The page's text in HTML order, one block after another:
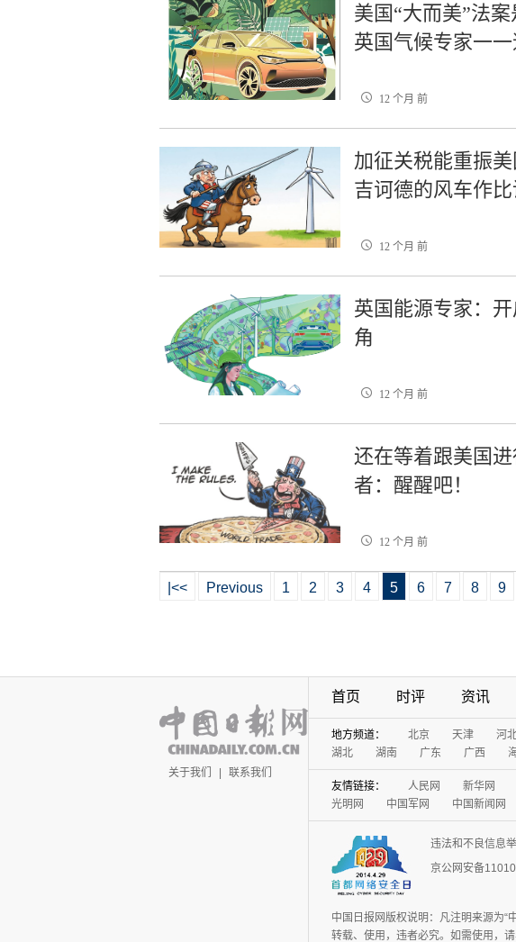
美国“大而美”法
英国气候专家一
12 个月 前
加征关税能重振
吉诃德的风车作
12 个月 前
英国能源专家：
角
12 个月 前
还在等着跟美国
者：醒醒吧！
12 个月 前
|<< Previous 1 2 3 4 5 6 7 8 9
关于我们 联系我们
首页 时评 资讯
地方频道： 北京 天津 河
湖北
湖南 广东 广西
友情链接： 人民网 新华网
光明网
中国军网 中国新闻网
违法和不良信息
京公网安备
中国日报网版权说明：凡注明来源为“
转载、使用，违者必究。如需使用，